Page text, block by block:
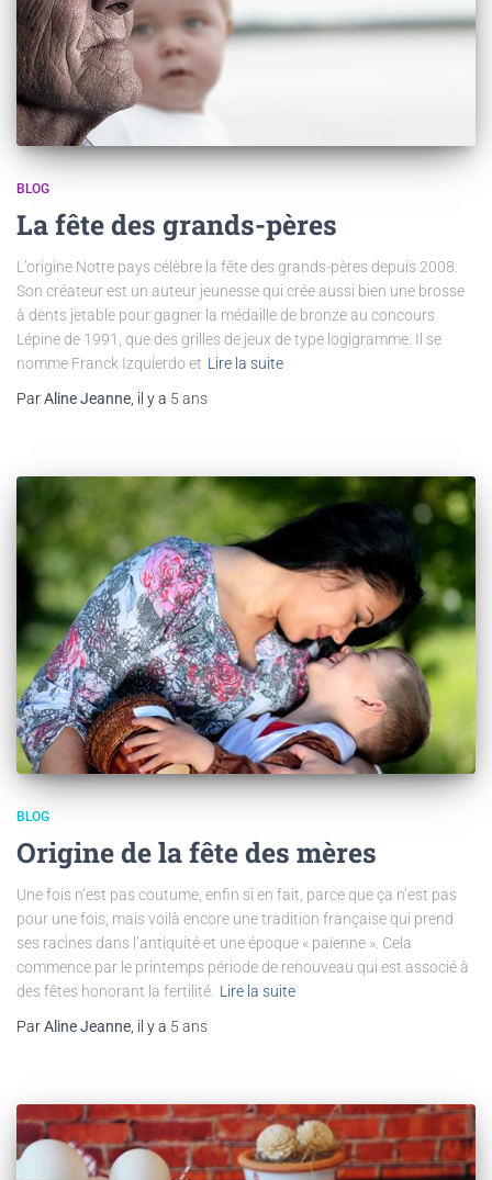
BLOG
La fête des grands-pères
L’origine Notre pays célèbre la fête des grands-pères depuis 2008.
Son créateur est un auteur jeunesse qui crée aussi bien une brosse
à dents jetable pour gagner la médaille de bronze au concours
Lépine de 1991, que des grilles de jeux de type logigramme. Il se
nomme Franck Izquierdo et Lire la suite
ParAline Jeanne , il y a 5 ans
BLOG
Origine de la fête des mères
Une fois n’est pas coutume, enfin si en fait, parce que ça n’est pas
pour une fois, mais voilà encore une tradition française qui prend
ses racines dans l’antiquité et une époque « païenne ». Cela
commence par le printemps période de renouveau qui est associé à
des fêtes honorant la fertilité. Lire la suite
ParAline Jeanne , il y a 5 ans